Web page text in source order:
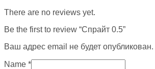
There are no reviews yet.
Be the first to review “Спрайт 0.5”
Ваш адрес email не будет опубликован.
Name *